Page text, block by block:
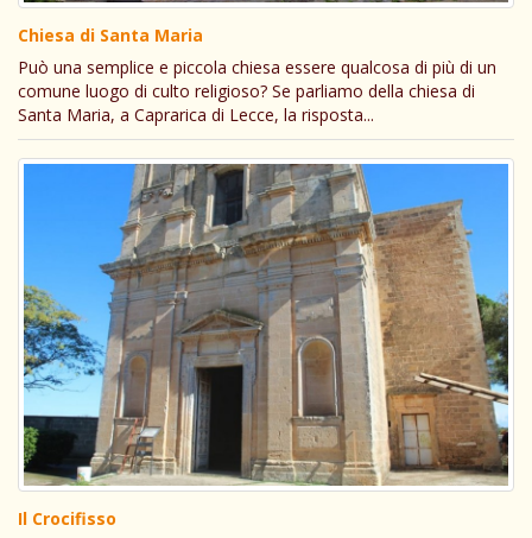
Chiesa di Santa Maria
Può una semplice e piccola chiesa essere qualcosa di più di un
comune luogo di culto religioso? Se parliamo della chiesa di
Santa Maria, a Caprarica di Lecce, la risposta...
Il Crocifisso